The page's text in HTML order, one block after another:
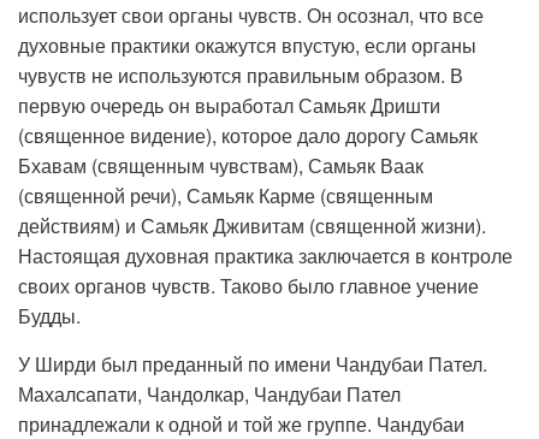
использует свои органы чувств. Он осознал, что все
духовные практики окажутся впустую, если органы
чувуств не используются правильным образом. В
первую очередь он выработал Самьяк Дришти
(священное видение), которое дало дорогу Самьяк
Бхавам (священным чувствам), Самьяк Ваак
(священной речи), Самьяк Карме (священным
действиям) и Самьяк Дживитам (священной жизни).
Настоящая духовная практика заключается в контроле
своих органов чувств. Таково было главное учение
Будды.
У Ширди был преданный по имени Чандубаи Пател.
Махалсапати, Чандолкар, Чандубаи Пател
принадлежали к одной и той же группе. Чандубаи